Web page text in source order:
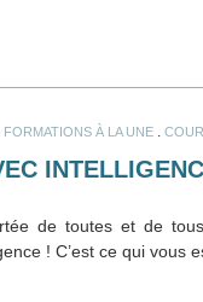
FORMATIONS À LA UNE
de toutes et de
! C’est ce qui vous